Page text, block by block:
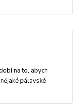
na to, abych
pálavské